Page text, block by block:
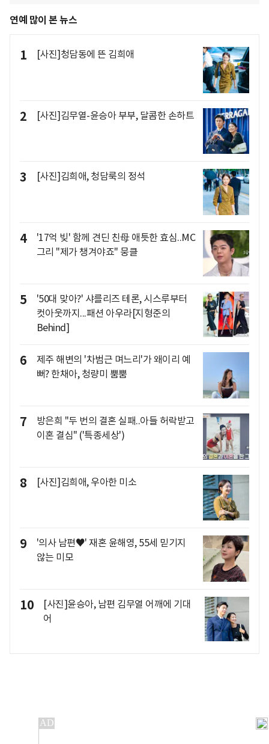
연예 많이 본 뉴스
1 [사진]청담동에 뜬 김희애
2 [사진]김무열-윤승아 부부, 달콤한 손하트
3 [사진]김희애, 청담룩의 정석
4
'17억 빚' 함께 견딘 친母 애틋한 효심..MC
그리 "제가 챙겨야죠" 뭉클
5
'50대 맞아?' 샤를리즈 테론, 시스루부터
컷아웃까지...패션 아우라[지형준의
Behind]
6
제주 해변의 '차범근 며느리'가 왜이리 예
뻐? 한채아, 청량미 뿜뿜
7
방은희 "두 번의 결혼 실패..아들 허락받고
이혼 결심" ('특종세상')
8 [사진]김희애, 우아한 미소
9
'의사 남편♥' 재혼 윤해영, 55세 믿기지
않는 미모
10
[사진]윤승아, 남편 김무열 어깨에 기대
어